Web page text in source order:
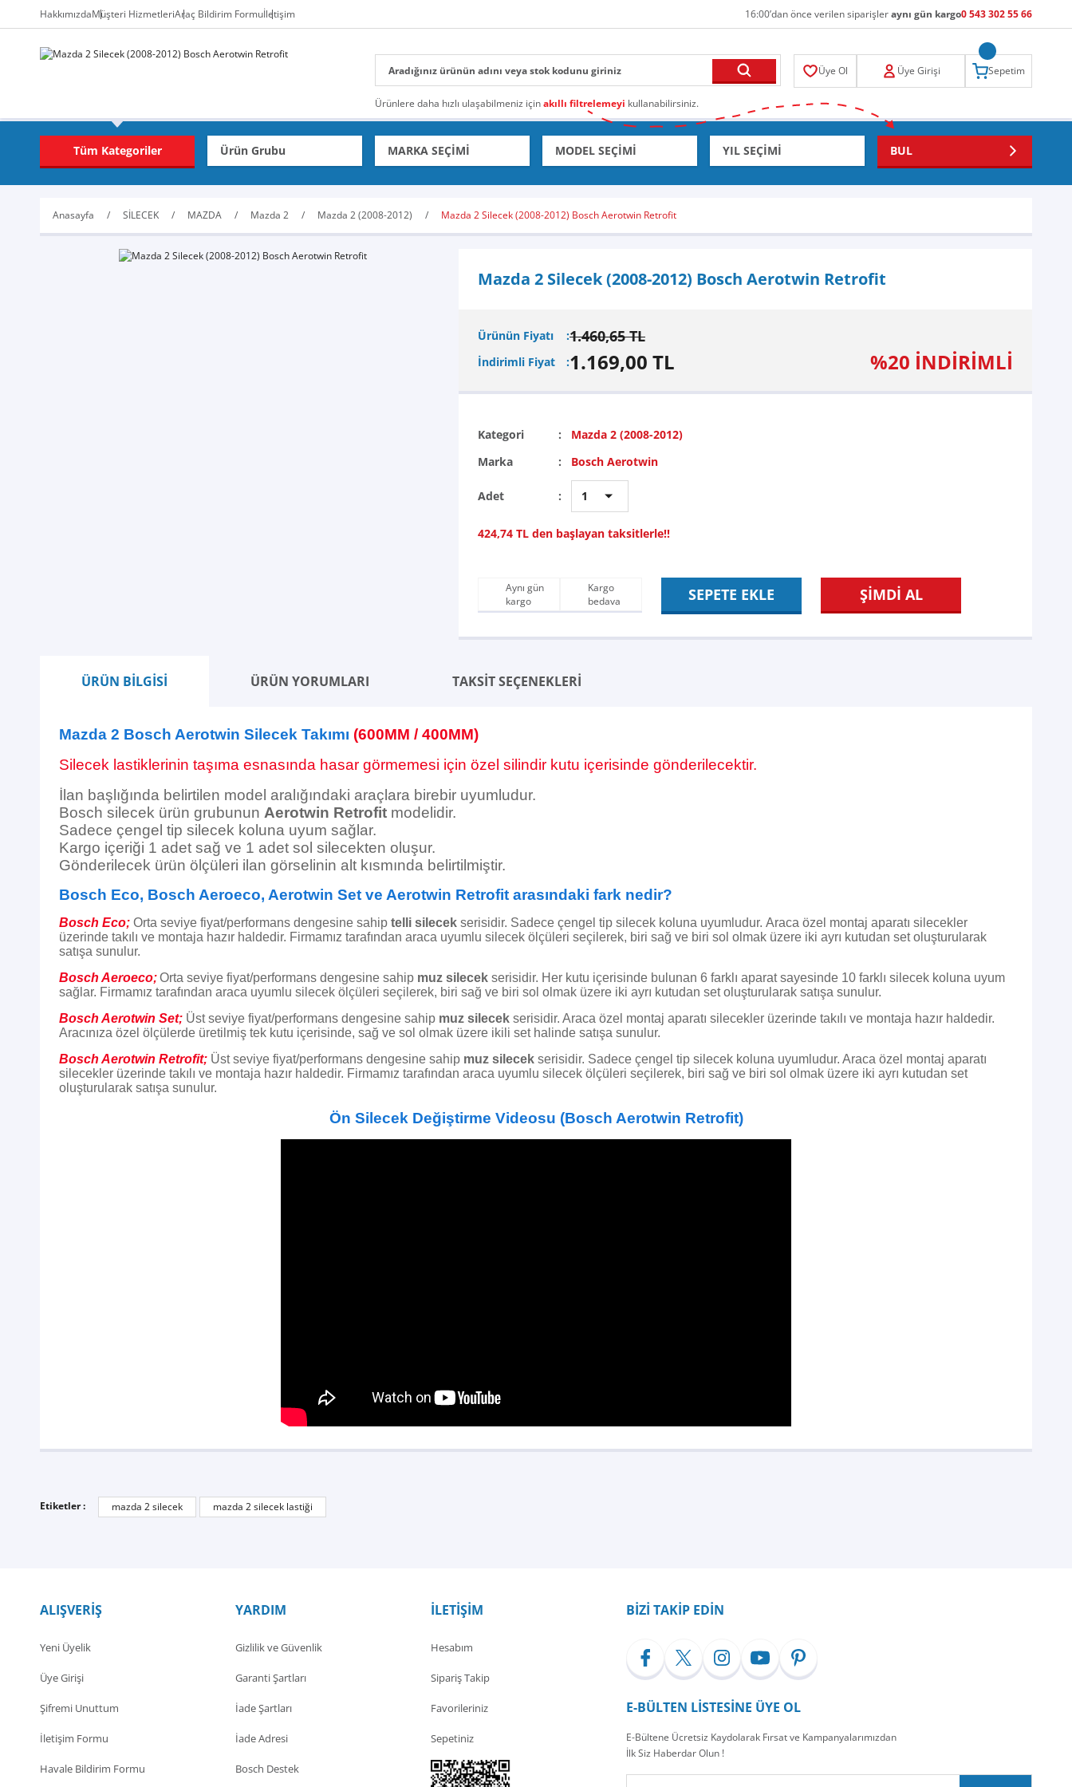
HakkımızdaMüşteri HizmetleriAraç Bildirim Formuİletişim 16:00’dan önce verilen siparişleraynı gün kargo0 543 302 55 66
Ürünlere daha hızlı ulaşabilmeniz içinakıllı filtrelemeyi kullanabilirsiniz.
Üye Ol Üye Girişi Sepetim
Tüm Kategoriler BUL
Anasayfa SİLECEK MAZDA Mazda 2 Mazda 2 (2008-2012) Mazda 2 Silecek (2008-2012) Bosch Aerotwin Retrofit
Mazda 2 Silecek (2008-2012) Bosch Aerotwin Retrofit
Ürünün Fiyatı 1.460,65 TL
İndirimli Fiyat 1.169,00 TL %20 İNDİRİMLİ
Kategori
Mazda 2 (2008-2012)
Marka
Bosch Aerotwin
Adet
424,74 TL den başlayan taksitlerle!!
Aynı gün
kargo
Kargo
bedava
SEPETE EKLE ŞİMDİ AL
ÜRÜN BİLGİSİ ÜRÜN YORUMLARI TAKSİT SEÇENEKLERİ
Mazda 2 Bosch Aerotwin Silecek Takımı (600MM / 400MM)
Silecek lastiklerinin taşıma esnasında hasar görmemesi için özel silindir kutu içerisinde gönderilecektir.
İlan başlığında belirtilen model aralığındaki araçlara birebir uyumludur.
Bosch silecek ürün grubunun Aerotwin Retrofit modelidir.
Sadece çengel tip silecek koluna uyum sağlar.
Kargo içeriği 1 adet sağ ve 1 adet sol silecekten oluşur.
Gönderilecek ürün ölçüleri ilan görselinin alt kısmında belirtilmiştir.
Bosch Eco, Bosch Aeroeco, Aerotwin Set ve Aerotwin Retrofit arasındaki fark nedir?
Bosch Eco; Orta seviye fiyat/performans dengesine sahip telli silecek serisidir. Sadece çengel tip silecek koluna uyumludur. Araca özel montaj aparatı silecekler
üzerinde takılı ve montaja hazır haldedir. Firmamız tarafından araca uyumlu silecek ölçüleri seçilerek, biri sağ ve biri sol olmak üzere iki ayrı kutudan set oluşturularak
satışa sunulur.
Bosch Aeroeco;Orta seviye fiyat/performans dengesine sahip muz silecek serisidir. Her kutu içerisinde bulunan 6 farklı aparat sayesinde 10 farklı silecek koluna uyum
sağlar. Firmamız tarafından araca uyumlu silecek ölçüleri seçilerek, biri sağ ve biri sol olmak üzere iki ayrı kutudan set oluşturularak satışa sunulur.
Bosch Aerotwin Set; Üst seviye fiyat/performans dengesine sahip muz silecek serisidir. Araca özel montaj aparatı silecekler üzerinde takılı ve montaja hazır haldedir.
Aracınıza özel ölçülerde üretilmiş tek kutu içerisinde, sağ ve sol olmak üzere ikili set halinde satışa sunulur.
Bosch Aerotwin Retrofit; Üst seviye fiyat/performans dengesine sahip muz silecek serisidir. Sadece çengel tip silecek koluna uyumludur. Araca özel montaj aparatı
silecekler üzerinde takılı ve montaja hazır haldedir. Firmamız tarafından araca uyumlu silecek ölçüleri seçilerek, biri sağ ve biri sol olmak üzere iki ayrı kutudan set
oluşturularak satışa sunulur.
Ön Silecek Değiştirme Videosu (Bosch Aerotwin Retrofit)
Etiketler : mazda 2 silecek mazda 2 silecek lastiği
ALIŞVERİŞ
Yeni Üyelik
Üye Girişi
Şifremi Unuttum
İletişim Formu
Havale Bildirim Formu
YARDIM
Gizlilik ve Güvenlik
Garanti Şartları
İade Şartları
İade Adresi
Bosch Destek
İLETİŞİM
Hesabım
Sipariş Takip
Favorileriniz
Sepetiniz
BİZİ TAKİP EDİN
E-BÜLTEN LİSTESİNE ÜYE OL
E-Bültene Ücretsiz Kaydolarak Fırsat ve Kampanyalarımızdan
İlk Siz Haberdar Olun !